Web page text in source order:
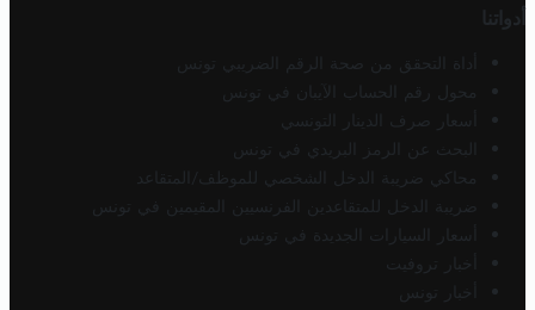
أدواتنا
أداة التحقق من صحة الرقم الضريبي تونس
محول رقم الحساب الآيبان في تونس
أسعار صرف الدينار التونسي
البحث عن الرمز البريدي في تونس
محاكي ضريبة الدخل الشخصي للموظف/المتقاعد
ضريبة الدخل للمتقاعدين الفرنسيين المقيمين في تونس
أسعار السيارات الجديدة في تونس
أخبار تروفيت
أخبار تونس